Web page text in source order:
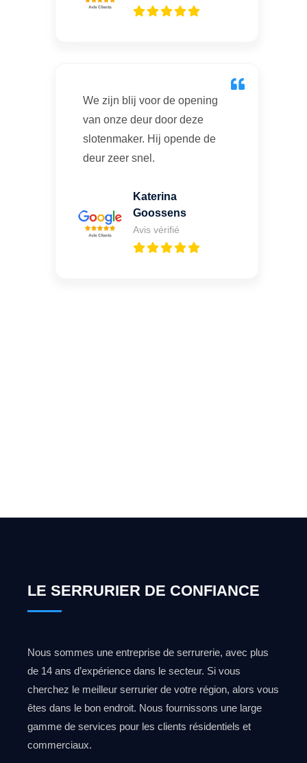
We zijn blij voor de opening
van onze deur door deze
slotenmaker. Hij opende de
deur zeer snel.
Katerina
Goossens
Avis vérifié
LE SERRURIER DE CONFIANCE
Nous sommes une entreprise de serrurerie, avec plus
de 14 ans d’expérience dans le secteur. Si vous
cherchez le meilleur serrurier de votre région, alors vous
êtes dans le bon endroit. Nous fournissons une large
gamme de services pour les clients résidentiels et
commerciaux.